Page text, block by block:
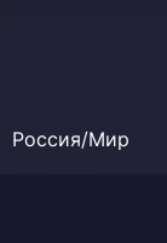
Россия/Мир